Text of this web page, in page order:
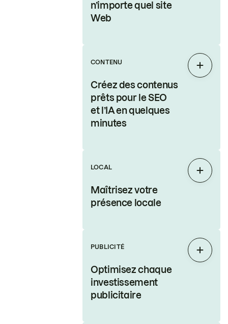
n’importe quel site
Web
CONTENU
Créez des contenus
prêts pour le SEO
et l’IA en quelques
minutes
LOCAL
Maîtrisez votre
présence locale
PUBLICITÉ
Optimisez chaque
investissement
publicitaire